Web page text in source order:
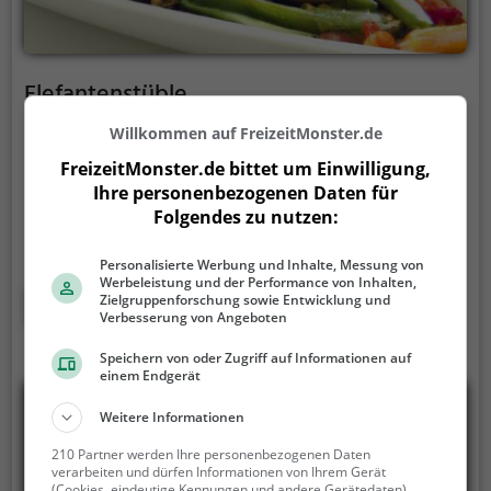
Elefantenstüble
Nussdorfer Straße 44, 71665 Vaihingen an der Enz
Im Elefantenstüble in Vaihingen an der Enz kann
man in eine exotische Welt eintauchen und die
Vielfalt asiatischer Küche genießen. Hier kann man
vietnamesischen und gesunden Gerichten wählen.
Auch vegetarische und vegane Speisen stehen auf
der Karte. Ob leckeres Curry oder frische Salate, hier
findet man für jeden Geschmack das Richtige. Das
gemütliche Ambiente lädt dazu ein, sich eine Auszeit
zu gönnen und in entspannter Atmosphäre die
köstlichen Gerichte zu probieren.
Mehr erfahren
Willkommen auf FreizeitMonster.de
FreizeitMonster.de bittet um Einwilligung,
Ihre personenbezogenen Daten für
Folgendes zu nutzen:
Personalisierte Werbung und Inhalte, Messung von
Werbeleistung und der Performance von Inhalten,
Zielgruppenforschung sowie Entwicklung und
Verbesserung von Angeboten
Speichern von oder Zugriff auf Informationen auf
einem Endgerät
Weitere Informationen
210 Partner werden Ihre personenbezogenen Daten
verarbeiten und dürfen Informationen von Ihrem Gerät